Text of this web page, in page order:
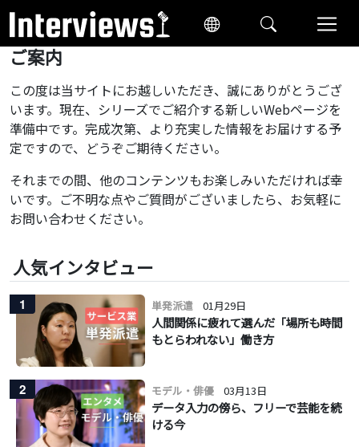
ご案内
この度は当サイトにお越しいただき、誠にありがとうござ
います。現在、シリーズでご紹介する新しいWebページを
準備中です。完成次第、より充実した情報をお届けする予
定ですので、どうぞご期待ください。
それまでの間、他のコンテンツもお楽しみいただければ幸
いです。ご不明な点やご質問がございましたら、お気軽に
お問い合わせください。
人気インタビュー
1 単発派遣 01月29日
人間関係に疲れて選んだ「場所も時間
もとらわれない」働き方
2 モデル・俳優 03月13日
データ入力の傍ら、フリーで芸能を続
ける今